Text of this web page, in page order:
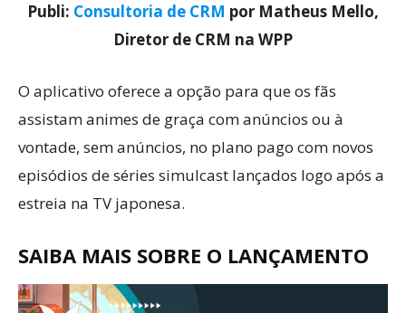
Publi: Consultoria de CRM por Matheus Mello,
Diretor de CRM na WPP
O aplicativo oferece a opção para que os fãs
assistam animes de graça com anúncios ou à
vontade, sem anúncios, no plano pago com novos
episódios de séries simulcast lançados logo após a
estreia na TV japonesa.
SAIBA MAIS SOBRE O LANÇAMENTO